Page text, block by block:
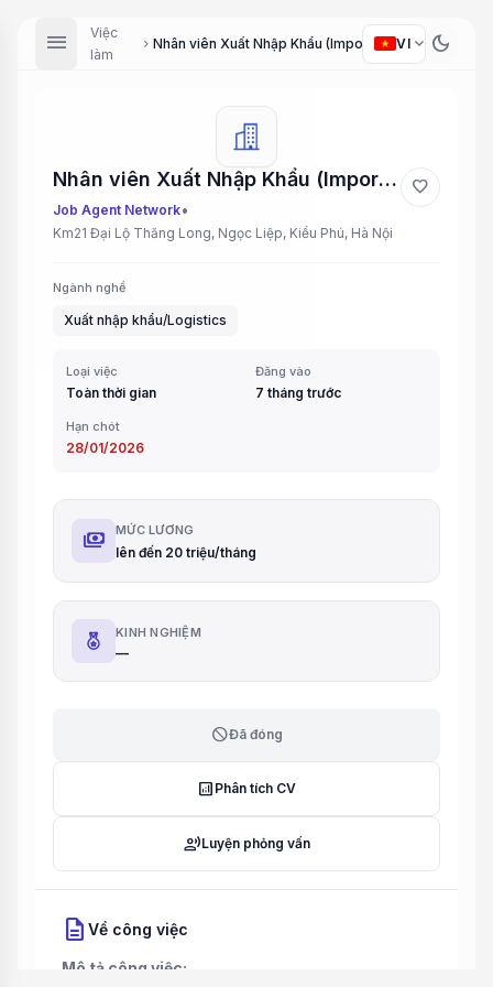
menu
Việc
làm
chevron_right Nhân viên Xuất Nhập Khẩu (Import/Export Staff)
VI expand_more dark_mode
Nhân viên Xuất Nhập Khẩu (Import/Export Staff)
Job Agent Network•
Km21 Đại Lộ Thăng Long, Ngọc Liệp, Kiều Phú, Hà Nội
favorite
Ngành nghề
Xuất nhập khẩu/Logistics
Loại việc
Toàn thời gian
Đăng vào
7 tháng trước
Hạn chót
28/01/2026
payments MỨC LƯƠNG
lên đến 20 triệu/tháng
KINH NGHIỆM
—
blockĐã đóng
analytics Phân tích CV
record_voice_overLuyện phỏng vấn
description Về công việc
Mô tả công việc: